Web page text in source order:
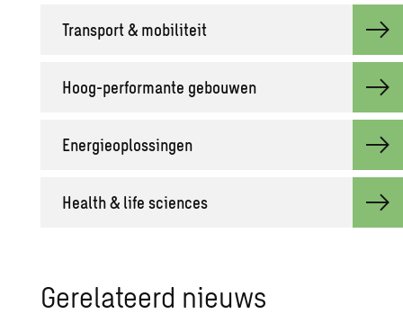
Trans­port & mo­bi­li­teit
Hoog-per­for­man­te ge­bou­wen
Ener­gie­op­los­sin­gen
He­alth & life sci­en­ces
Ge­re­la­teerd nieuws